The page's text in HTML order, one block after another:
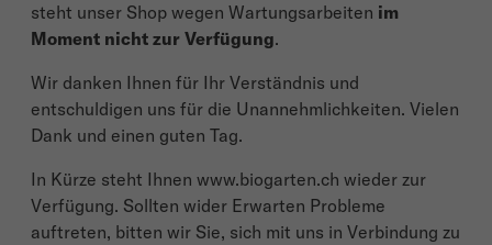
steht unser Shop wegen Wartungsarbeiten im
Moment nicht zur Verfügung.
Wir danken Ihnen für Ihr Verständnis und
entschuldigen uns für die Unannehmlichkeiten. Vielen
Dank und einen guten Tag.
In Kürze steht Ihnen www.biogarten.ch wieder zur
Verfügung. Sollten wider Erwarten Probleme
auftreten, bitten wir Sie, sich mit uns in Verbindung zu